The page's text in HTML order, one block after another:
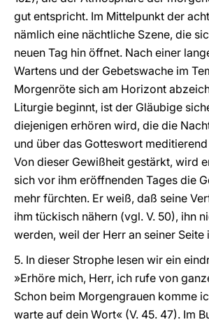
gut entspricht. Im Mittelpunkt der
nämlich eine nächtliche Szene, die
neuen Tag hin öffnet. Nach einer
Wartens und der Gebetswache im
Morgenröte sich am Horizont
Liturgie beginnt, ist der Gläubige
diejenigen erhören wird, die die
und über das Gotteswort
Von dieser Gewißheit gestärkt, wird
sich vor ihm eröffnenden Tages die
mehr fürchten. Er weiß, daß seine
ihm tückisch nähern (vgl. V. 50), ihn
werden, weil der Herr an seiner Seite
5. In dieser Strophe lesen wir ein
»Erhöre mich, Herr, ich rufe von
Schon beim Morgengrauen komme
warte auf dein Wort« (V. 45. 47). Im